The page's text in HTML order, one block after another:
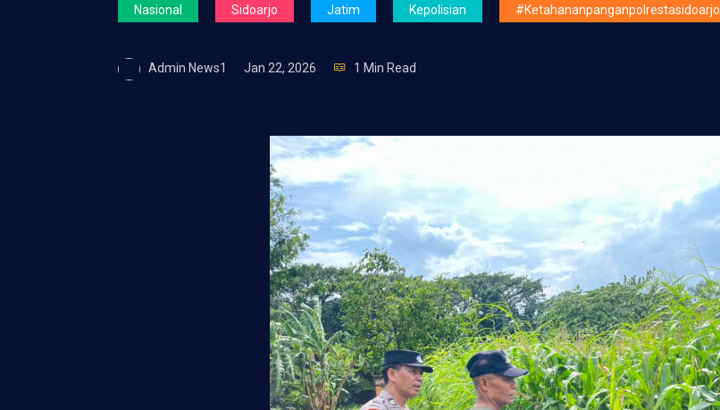
Nasional Sidoarjo Jatim Kepolisian #ketahananpanganpolrestasidoarjo
Admin News1 Jan 22, 2026 1 Min Read